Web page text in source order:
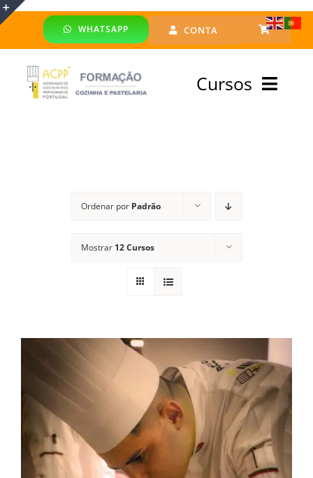
Skip
WHATSAPP CONTA
Cursos
Financiado
Ordenar por Padrão
Mostrar 12 Cursos